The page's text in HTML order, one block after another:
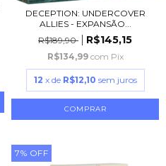
DECEPTION: UNDERCOVER
ALLIES - EXPANSÃO...
R$189,90
R$145,15
R$134,99 com Pix
12 x de R$12,10 sem juros
7% OFF